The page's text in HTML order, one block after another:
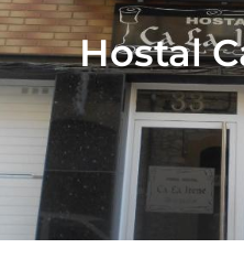
Gastronomia
Planifica
Hostal